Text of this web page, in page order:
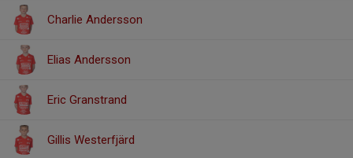
Charlie Andersson
Elias Andersson
Eric Granstrand
Gillis Westerfjärd